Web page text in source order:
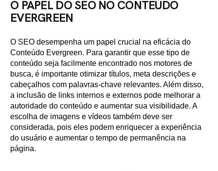
O PAPEL DO SEO NO CONTEÚDO
EVERGREEN
O SEO desempenha um papel crucial na eficácia do
Conteúdo Evergreen. Para garantir que esse tipo de
conteúdo seja facilmente encontrado nos motores de
busca, é importante otimizar títulos, meta descrições e
cabeçalhos com palavras-chave relevantes. Além disso,
a inclusão de links internos e externos pode melhorar a
autoridade do conteúdo e aumentar sua visibilidade. A
escolha de imagens e vídeos também deve ser
considerada, pois eles podem enriquecer a experiência
do usuário e aumentar o tempo de permanência na
página.